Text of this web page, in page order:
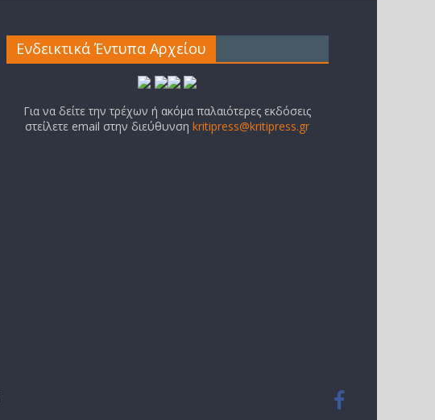
Ενδεικτικά Έντυπα Αρχείου
Για να δείτε την τρέχων ή ακόμα παλαιότερες εκδόσεις
στείλετε email στην διεύθυνσηkritipress@kritipress.gr